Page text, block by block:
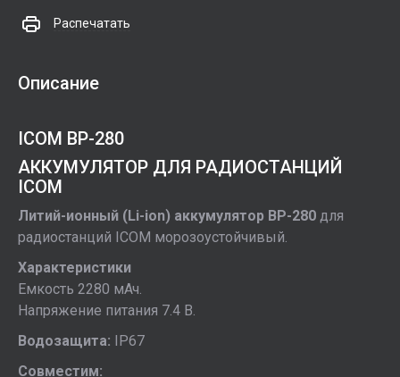
Распечатать
Описание
ICOM BP-280
АККУМУЛЯТОР ДЛЯ РАДИОСТАНЦИЙ
ICOM
Литий-ионный (Li-ion) аккумулятор BP-280 для
радиостанций ICOM морозоустойчивый.
Характеристики
Емкость 2280 мАч.
Напряжение питания 7.4 В.
Водозащита: IP67
Совместим: